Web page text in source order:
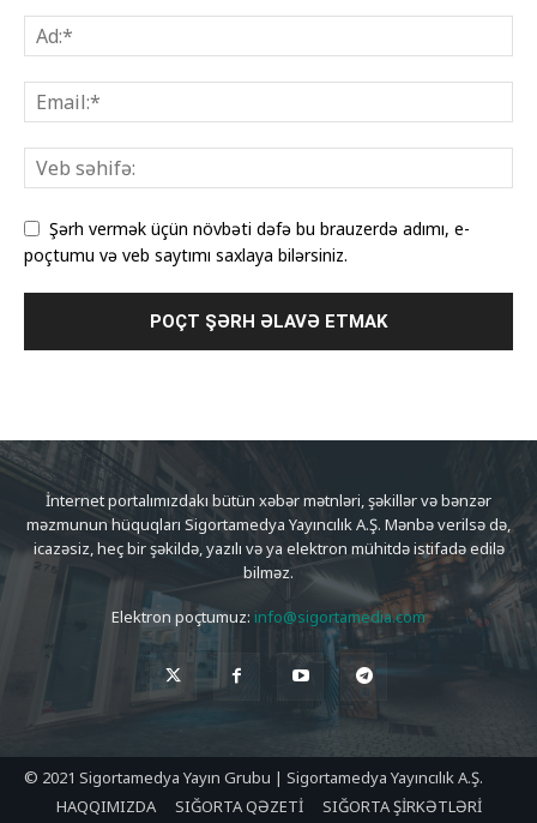
Şərh vermək üçün növbəti dəfə bu brauzerdə adımı, e-
poçtumu və veb saytımı saxlaya bilərsiniz.
İnternet portalımızdakı bütün xəbər mətnləri, şəkillər və bənzər
məzmunun hüquqları Sigortamedya Yayıncılık A.Ş. Mənbə verilsə də,
icazəsiz, heç bir şəkildə, yazılı və ya elektron mühitdə istifadə edilə
bilməz.
Elektron poçtumuz: info@sigortamedia.com
© 2021 Sigortamedya Yayın Grubu | Sigortamedya Yayıncılık A.Ş.
HAQQIMIZDA
SIĞORTA QƏZETİ SIĞORTA ŞİRKƏTLƏRİ